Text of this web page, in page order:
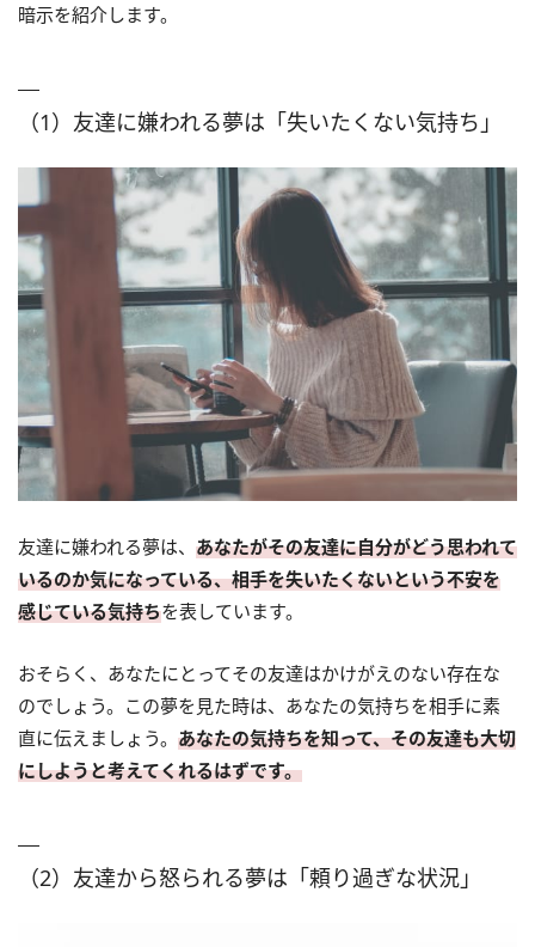
暗示を紹介します。
（1）友達に嫌われる夢は「失いたくない気持ち」
友達に嫌われる夢は、 あなたがその友達に自分がどう思われて
いるのか気になっている、相手を失いたくないという不安を
感じている気持ちを表しています。
おそらく、あなたにとってその友達はかけがえのない存在な
のでしょう。この夢を見た時は、あなたの気持ちを相手に素
直に伝えましょう。 あなたの気持ちを知って、その友達も大切
にしようと考えてくれるはずです。
（2）友達から怒られる夢は「頼り過ぎな状況」